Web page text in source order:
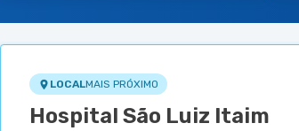
LOCALMAIS PRÓXIMO
Hospital São Luiz Itaim